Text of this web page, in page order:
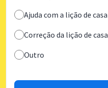
Ajuda com a lição de casa
Correção da lição de casa
Outro